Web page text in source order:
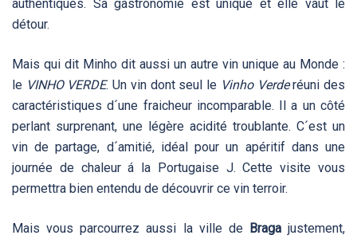
authentiques. Sa gastronomie est unique et elle vaut le
détour.
Mais qui dit Minho dit aussi un autre vin unique au Monde :
le VINHO VERDE. Un vin dont seul le Vinho Verderéuni des
caractéristiques d´une fraicheur incomparable. Il a un côté
perlant surprenant, une légère acidité troublante. C´est un
vin de partage, d´amitié, idéal pour un apéritif dans une
journée de chaleur á la Portugaise J. Cette visite vous
permettra bien entendu de découvrir ce vin terroir.
Mais vous parcourrez aussi la ville de Bragajustement,